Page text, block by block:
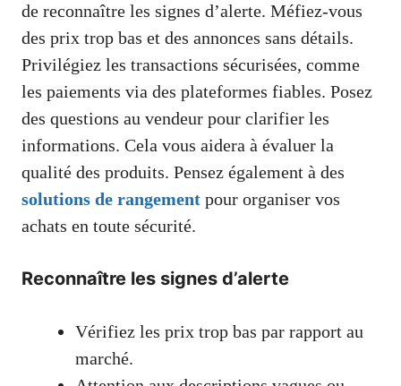
de reconnaître les signes d’alerte. Méfiez-vous
des prix trop bas et des annonces sans détails.
Privilégiez les transactions sécurisées, comme
les paiements via des plateformes fiables. Posez
des questions au vendeur pour clarifier les
informations. Cela vous aidera à évaluer la
qualité des produits. Pensez également à des
solutions de rangement pour organiser vos
achats en toute sécurité.
Reconnaître les signes d’alerte
Vérifiez les prix trop bas par rapport au
marché.